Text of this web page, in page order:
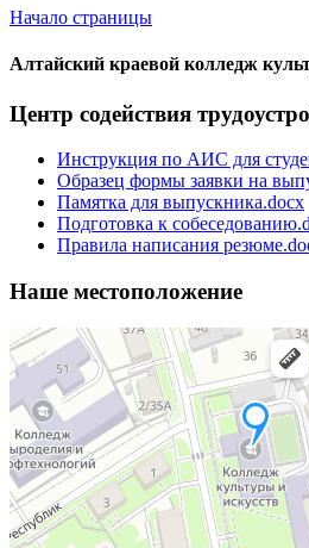
Начало страницы
Алтайский краевой колледж
Центр содействия
Инструкция по АИС для
Образец формы заявки на
Памятка для выпускника.docx
Подготовка к
Правила написания
Наше местоположение